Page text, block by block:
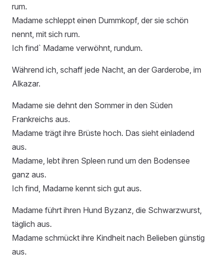
rum.
Madame schleppt einen Dummkopf, der sie schön
nennt, mit sich rum.
Ich find` Madame verwöhnt, rundum.
Während ich, schaff jede Nacht, an der Garderobe, im
Alkazar.
Madame sie dehnt den Sommer in den Süden
Frankreichs aus.
Madame trägt ihre Brüste hoch. Das sieht einladend
aus.
Madame, lebt ihren Spleen rund um den Bodensee
ganz aus.
Ich find, Madame kennt sich gut aus.
Madame führt ihren Hund Byzanz, die Schwarzwurst,
täglich aus.
Madame schmückt ihre Kindheit nach Belieben günstig
aus.